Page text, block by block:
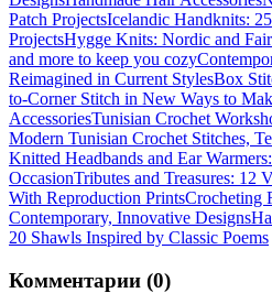
Patch ProjectsIcelandic Handknits:
ProjectsHygge Knits: Nordic and Fair
and more to keep you cozy
Reimagined in Current StylesBox
to-Corner Stitch in New Ways to
AccessoriesTunisian Crochet
Modern Tunisian Crochet Stitches,
Knitted Headbands and Ear
OccasionTributes and Treasures: 12
With Reproduction PrintsCrocheting
Contemporary, Innovative Designs
20 Shawls Inspired by Classic Poems
Комментарии (0)